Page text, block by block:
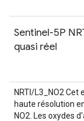
Sentinel-5P
quasi réel
NRTI/L3_NO2
haute résolution
NO2. Les oxydes